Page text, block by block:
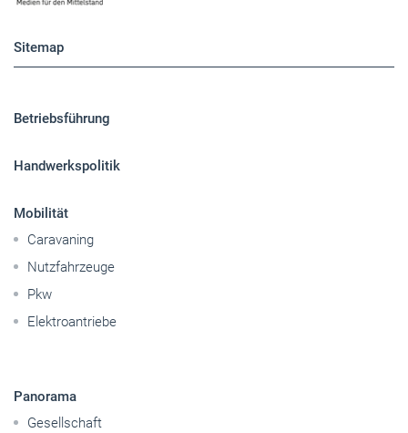
Sitemap
Betriebsführung
Handwerkspolitik
Mobilität
Caravaning
Nutzfahrzeuge
Pkw
Elektroantriebe
Panorama
Gesellschaft